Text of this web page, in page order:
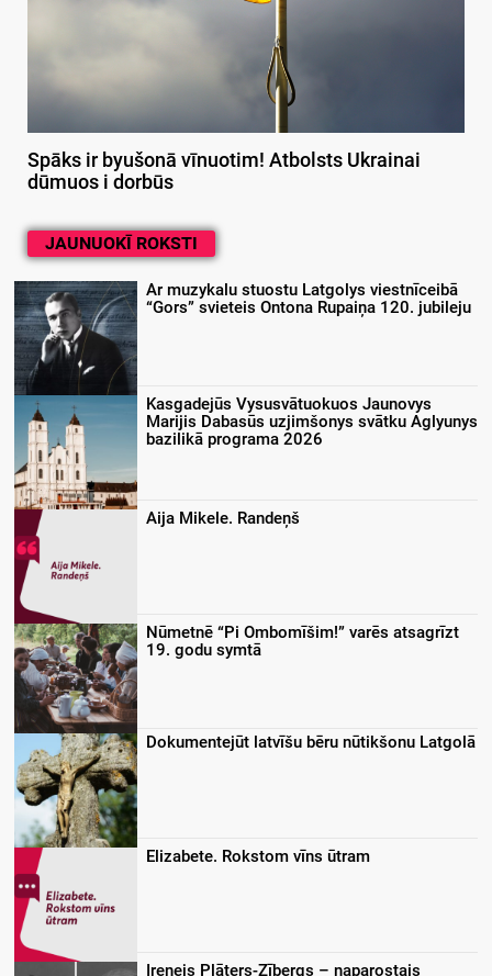
Spāks ir byušonā vīnuotim! Atbolsts Ukrainai
dūmuos i dorbūs
JAUNUOKĪ ROKSTI
Ar muzykalu stuostu Latgolys viestnīceibā
“Gors” svieteis Ontona Rupaiņa 120. jubileju
Kasgadejūs Vysusvātuokuos Jaunovys
Marijis Dabasūs uzjimšonys svātku Aglyunys
bazilikā programa 2026
Aija Mikele. Randeņš
Nūmetnē “Pi Ombomīšim!” varēs atsagrīzt
19. godu symtā
Dokumentejūt latvīšu bēru nūtikšonu Latgolā
Elizabete. Rokstom vīns ūtram
Irenejs Plāters-Zībergs – naparostais